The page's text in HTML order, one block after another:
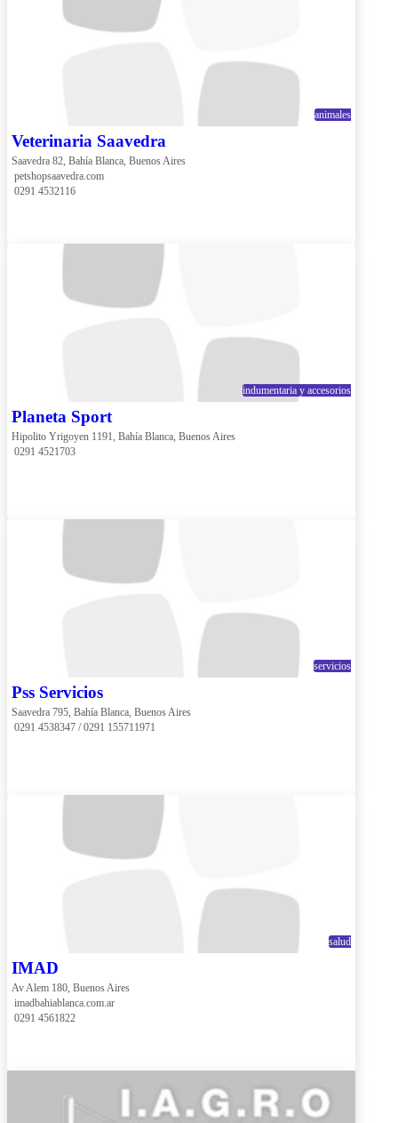
animales
Veterinaria Saavedra
Saavedra 82, Bahía Blanca, Buenos Aires
petshopsaavedra.com
0291 4532116
indumentaria y accesorios
Planeta Sport
Hipolito Yrigoyen 1191, Bahía Blanca, Buenos Aires
0291 4521703
servicios
Pss Servicios
Saavedra 795, Bahía Blanca, Buenos Aires
0291 4538347 / 0291 155711971
salud
IMAD
Av Alem 180, Buenos Aires
imadbahiablanca.com.ar
0291 4561822